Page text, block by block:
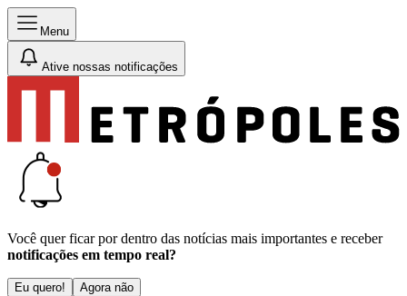
Menu
Ative nossas notificações
Você quer ficar por dentro das notícias mais importantes e receber
notificações em tempo real?
Eu quero! Agora não